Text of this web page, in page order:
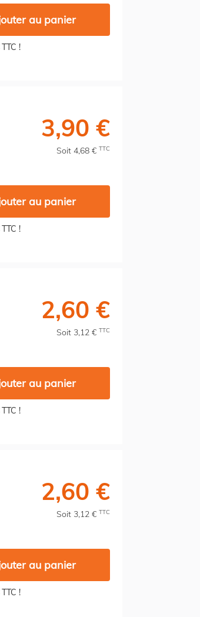
au panier
!
3,90 €
Soit 4,68 € TTC
au panier
!
2,60 €
Soit 3,12 € TTC
au panier
!
2,60 €
Soit 3,12 € TTC
au panier
!